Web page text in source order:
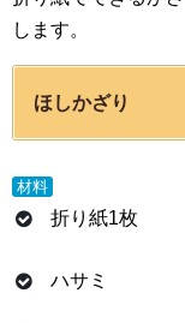
します。
ほしかざり
材料
折り紙1枚
ハサミ